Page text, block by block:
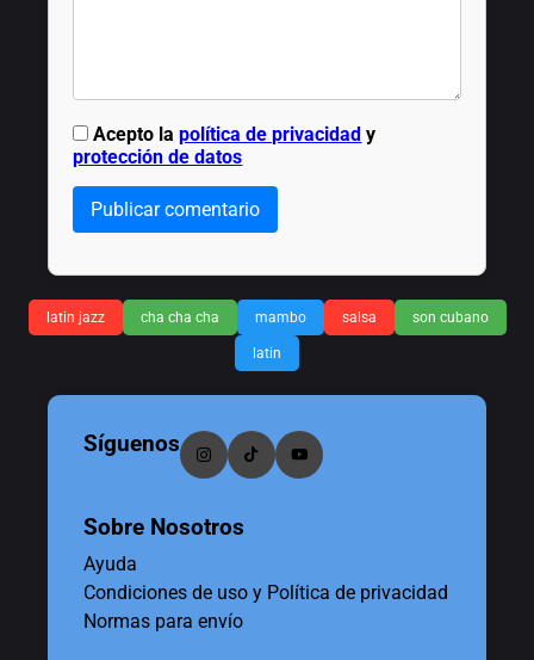
Acepto lapolítica de privacidad y
protección de datos
Publicar comentario
latin jazz cha cha cha mambo salsa son cubano
latin
Síguenos
Sobre Nosotros
Ayuda
Condiciones de uso y Política de privacidad
Normas para envío